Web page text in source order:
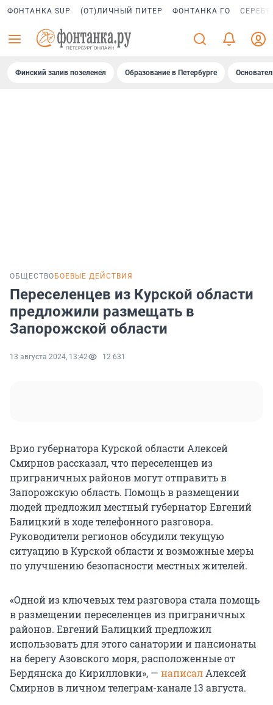
ФОНТАНКА SUP (ОТ)ЛИЧНЫЙ ПИТЕР ФОНТАНКА ГО
Финский залив позеленел Образование в Петербурге
ОБЩЕСТВО БОЕВЫЕ ДЕЙСТВИЯ
Переселенцев из Курской области
предложили размещать в
Запорожской области
13 августа 2024, 13:42 12 631
Врио губернатора Курской области Алексей
Смирнов рассказал, что переселенцев из
приграничных районов могут отправить в
Запорожскую область. Помощь в размещении
людей предложил местный губернатор Евгений
Балицкий в ходе телефонного разговора.
Руководители регионов обсудили текущую
ситуацию в Курской области и возможные меры
по улучшению безопасности местных жителей.
«Одной из ключевых тем разговора стала помощь
в размещении переселенцев из приграничных
районов. Евгений Балицкий предложил
использовать для этого санатории и пансионаты
на берегу Азовского моря, расположенные от
Бердянска до Кирилловки», — написал Алексей
Смирнов в личном телеграм-канале 13 августа.